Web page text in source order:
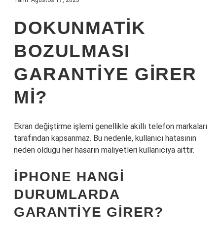
DOKUNMATIK
BOZULMASI
GARANTIYE GIRER
MI?
Ekran değiştirme işlemi genellikle akıllı telefon markaları
tarafından kapsanmaz. Bu nedenle, kullanıcı hatasının
neden olduğu her hasarın maliyetleri kullanıcıya aittir.
IPHONE HANGI
DURUMLARDA
GARANTIYE GIRER?